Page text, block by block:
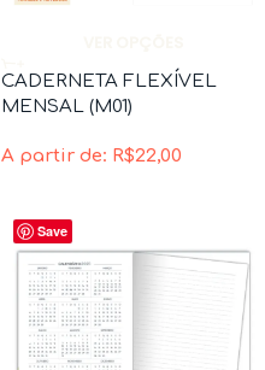
CADERNETA FLEXÍVEL
MENSAL (M01)
A partir de: R$22,00
Save